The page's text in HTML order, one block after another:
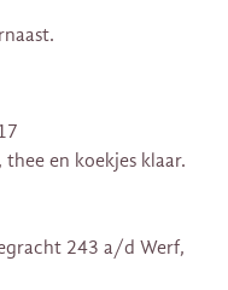
en koekjes klaar.
243 a/d Werf,